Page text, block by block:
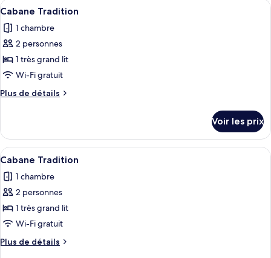
de
Suite
Studio
Afficher
toutes
les
photos
pour
ce
type
de
Cabane
Tradition
Une chambre confortable avec une
7
Cabane Tradition
1 chambre
2 personnes
1 très grand lit
Wi-Fi gratuit
Plus de détails
Plus
le
type
de
Cabane
Tradition
Voir les prix
Afficher
toutes
les
photos
pour
ce
type
de
Une chambre de style cabane en
5
Cabane Tradition
1 chambre
2 personnes
1 très grand lit
Wi-Fi gratuit
Plus de détails
Plus